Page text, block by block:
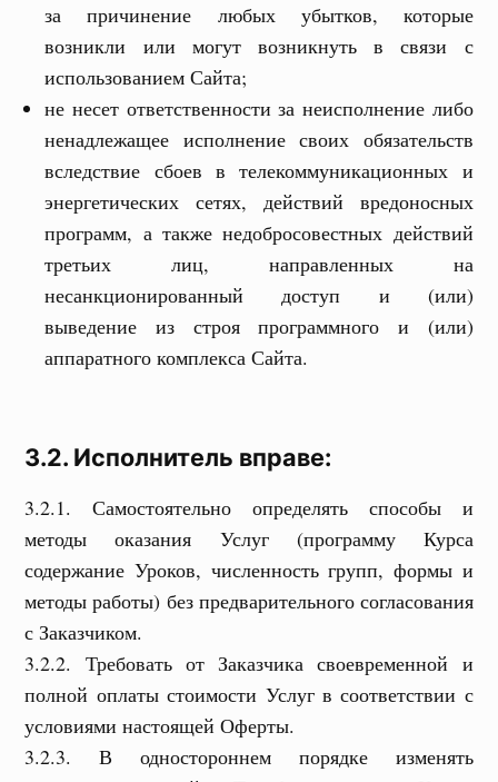
за причинение любых убытков, которые
возникли или могут возникнуть в связи с
использованием Сайта;
не несет ответственности за неисполнение либо
ненадлежащее исполнение своих обязательств
вследствие сбоев в телекоммуникационных и
энергетических сетях, действий вредоносных
программ, а также недобросовестных действий
третьих лиц, направленных на
несанкционированный доступ и (или)
выведение из строя программного и (или)
аппаратного комплекса Сайта.
3.2. Исполнитель вправе:
3.2.1. Самостоятельно определять способы и
методы оказания Услуг (программу Курса
содержание Уроков, численность групп, формы и
методы работы) без предварительного согласования
с Заказчиком.
3.2.2. Требовать от Заказчика своевременной и
полной оплаты стоимости Услуг в соответствии с
условиями настоящей Оферты.
3.2.3. В одностороннем порядке изменять